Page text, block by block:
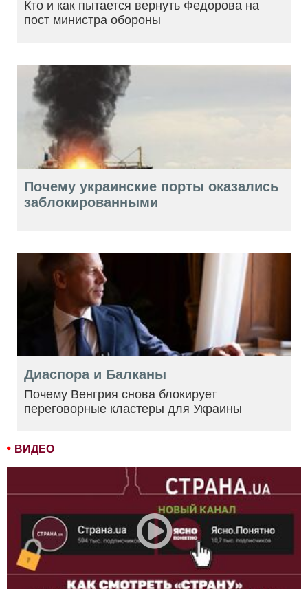
ВИДЕО
Кто и как пытается вернуть Федорова на
пост министра обороны
Почему украинские порты оказались
заблокированными
Диаспора и Балканы
Почему Венгрия снова блокирует
переговорные кластеры для Украины